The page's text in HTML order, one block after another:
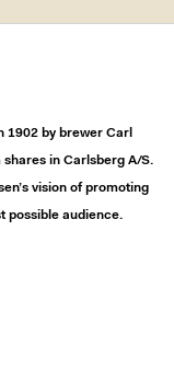
1902 by brewer Carl
in Carlsberg A/S.
vision of promoting
possible audience.